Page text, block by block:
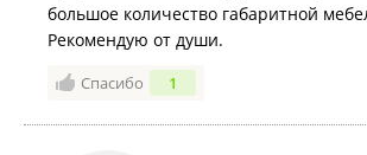
большое количество габаритной
Рекомендую от души.
Спасибо 1